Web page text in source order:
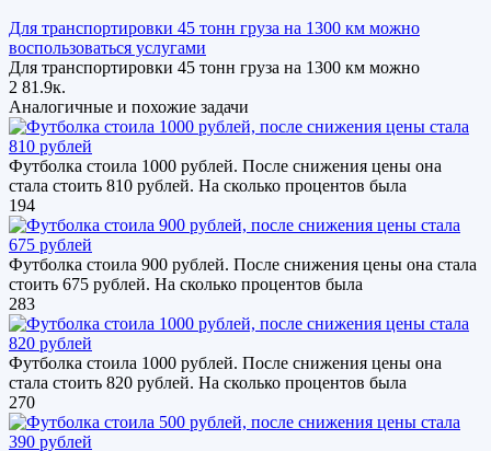
Для транспортировки 45 тонн груза на 1300 км можно
воспользоваться услугами
Для транспортировки 45 тонн груза на 1300 км можно
2 81.9к.
Аналогичные и похожие задачи
Футболка стоила 1000 рублей. После снижения цены она
стала стоить 810 рублей. На сколько процентов была
194
Футболка стоила 900 рублей. После снижения цены она стала
стоить 675 рублей. На сколько процентов была
283
Футболка стоила 1000 рублей. После снижения цены она
стала стоить 820 рублей. На сколько процентов была
270